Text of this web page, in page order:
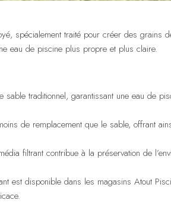
spécialement traité pour créer des grains
eau de piscine plus propre et plus claire.
traditionnel, garantissant une eau de
de remplacement que le sable, offrant
filtrant contribue à la préservation de
est disponible dans les magasins Atout